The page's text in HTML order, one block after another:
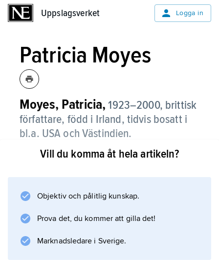
Uppslagsverket Logga in
Patricia Moyes
Moyes, Patricia, 1923–2000, brittisk
författare, född i Irland, tidvis bosatt i
bl.a. USA och Västindien.
Moyes arbetade bl.a. som redaktör för
Dead Men Don’t Ski
för den otypiskt thrillerbetonade
Angel Death
(1980; ”Ängladöd”) är samtliga Moyes romaner
Vill du komma åt hela artikeln?
Objektiv och pålitlig kunskap.
Prova det, du kommer att gilla det!
Marknadsledare i Sverige.